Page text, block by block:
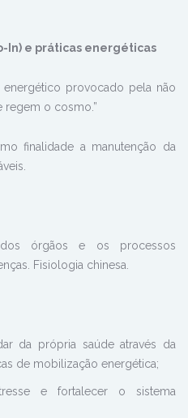
In) e práticas energéticas
provocado pela não
regem o cosmo.”
finalidade a manutenção da
órgãos e os processos
Fisiologia chinesa.
da própria saúde através da
de mobilização energética;
e fortalecer o sistema